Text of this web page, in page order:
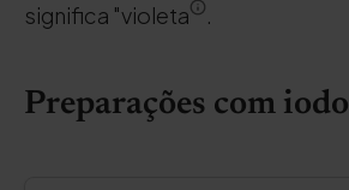
significa "violeta
.
Preparações com iodo